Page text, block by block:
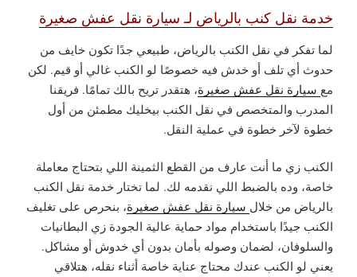
خدمة نقل كنب بالرياض لـ سيارة نقل عفش صغيرة
لما تفكر في نقل الكنب بالرياض، طبيعي جدًا تكون خايف من
حدوث أي تلف أو خدش فيه خصوصًا لو الكنب غالي أو قيم. لكن
مع سيارة نقل عفش صغيرة، هتقدر تريح بالك تمامًا. فريقنا
المدرب والمتخصص في نقل الكنب بيخليك مطمئن من أول
خطوة لآخر خطوة في عملية النقل.
الكنب زي ما أنت عارف من القطع الثمينة اللي بتحتاج معاملة
خاصة، وده بالضبط اللي نقدمه لك. لما تختار خدمة نقل الكنب
بالرياض من خلال سيارة نقل عفش صغيرة، بنحرص على تغليف
الكنب جيدًا باستخدام مواد حماية عالية الجودة زي البطانيات
والسلوفان، لضمان وصوله بأمان بدون أي خدوش أو مشاكل.
يعني لو الكنب عندك محتاج عناية خاصة أثناء نقله، هتلاقي